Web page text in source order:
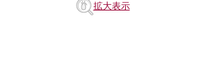
拡大表示